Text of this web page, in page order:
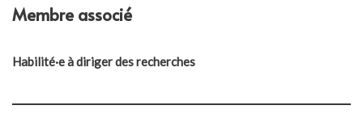
Membre associé
Habilité·e à diriger des recherches